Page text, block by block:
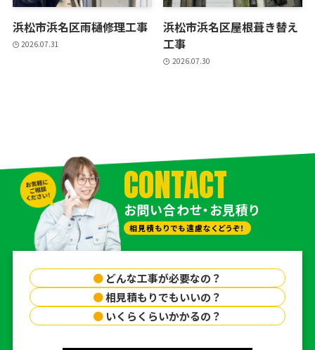
浜松市浜名区雨樋修理工事
2026.07.31
浜松市浜名区屋根葺き替え
工事
2026.07.30
CONTACT
お問い合わせ・お見積り
相見積もりでも遠慮なくどうぞ！
● どんな工事が必要なの？
●相見積もりでもいいの？
● いくらくらいかかるの？